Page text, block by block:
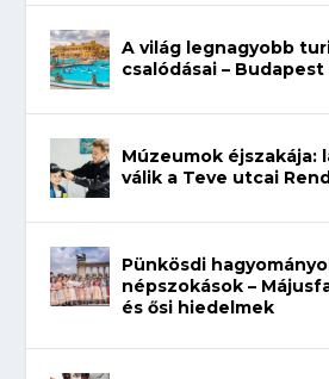
A világ legnagyobb
csalódásai – Budapest
Múzeumok éjszakája:
válik a Teve utcai
Pünkösdi
népszokások –
és ősi hiedelmek